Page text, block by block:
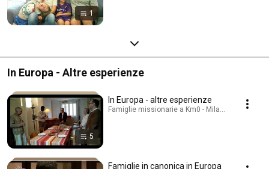
1
In Europa - Altre esperienze
5
In Europa - altre esperienze
Famiglie missionarie a Km0 - Milano · Playlist
Famiglie in canonica in Europa